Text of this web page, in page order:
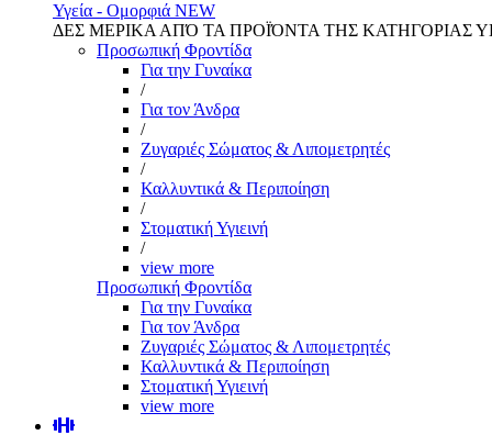
Υγεία - Ομορφιά NEW
ΔΕΣ ΜΕΡΙΚΑ ΑΠΌ ΤΑ ΠΡΟΪΌΝΤΑ ΤΗΣ ΚΑΤΗΓΟΡΙΑΣ
Προσωπική Φροντίδα
Για την Γυναίκα
/
Για τον Άνδρα
/
Ζυγαριές Σώματος & Λιπομετρητές
/
Καλλυντικά & Περιποίηση
/
Στοματική Υγιεινή
/
view more
Προσωπική Φροντίδα
Για την Γυναίκα
Για τον Άνδρα
Ζυγαριές Σώματος & Λιπομετρητές
Καλλυντικά & Περιποίηση
Στοματική Υγιεινή
view more